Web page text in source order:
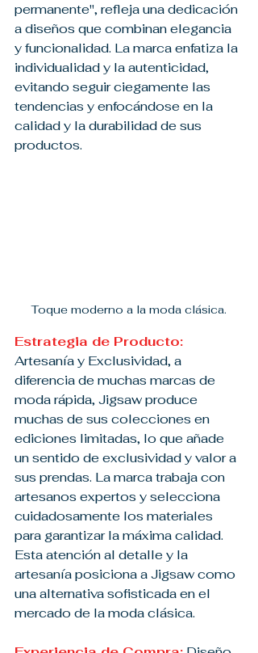
permanente", refleja una dedicación
a diseños que combinan elegancia
y funcionalidad. La marca enfatiza la
individualidad y la autenticidad,
evitando seguir ciegamente las
tendencias y enfocándose en la
calidad y la durabilidad de sus
productos.
Toque moderno a la moda clásica.
Estrategia de Producto:
Artesanía y Exclusividad, a
diferencia de muchas marcas de
moda rápida, Jigsaw produce
muchas de sus colecciones en
ediciones limitadas, lo que añade
un sentido de exclusividad y valor a
sus prendas. La marca trabaja con
artesanos expertos y selecciona
cuidadosamente los materiales
para garantizar la máxima calidad.
Esta atención al detalle y la
artesanía posiciona a Jigsaw como
una alternativa sofisticada en el
mercado de la moda clásica.